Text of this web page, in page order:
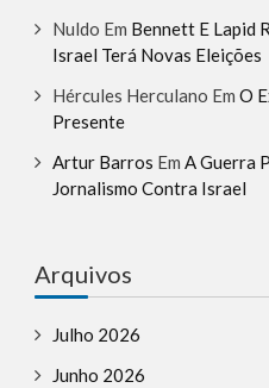
Nuldo Em Bennett E Lapid
Israel Terá Novas Eleições
Hércules Herculano Em O
Presente
Artur Barros Em A Guerra
Jornalismo Contra Israel
Arquivos
Julho 2026
Junho 2026